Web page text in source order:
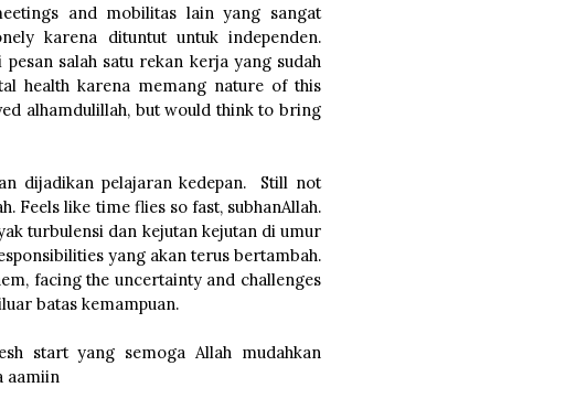
and mobilitas lain yang sangat
karena dituntut untuk independen.
salah satu rekan kerja yang sudah
health karena memang nature of this
alhamdulillah, but would think to bring
dijadikan pelajaran kedepan. Still not
Feels like time flies so fast, subhanAllah.
turbulensi dan kejutan kejutan di umur
yang akan terus bertambah.
facing the uncertainty and challenges
batas kemampuan.
start yang semoga Allah mudahkan
aamiin